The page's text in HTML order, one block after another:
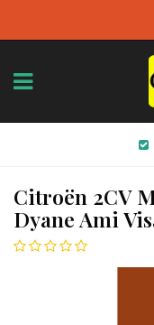
Citroën 2CV
Dyane Ami